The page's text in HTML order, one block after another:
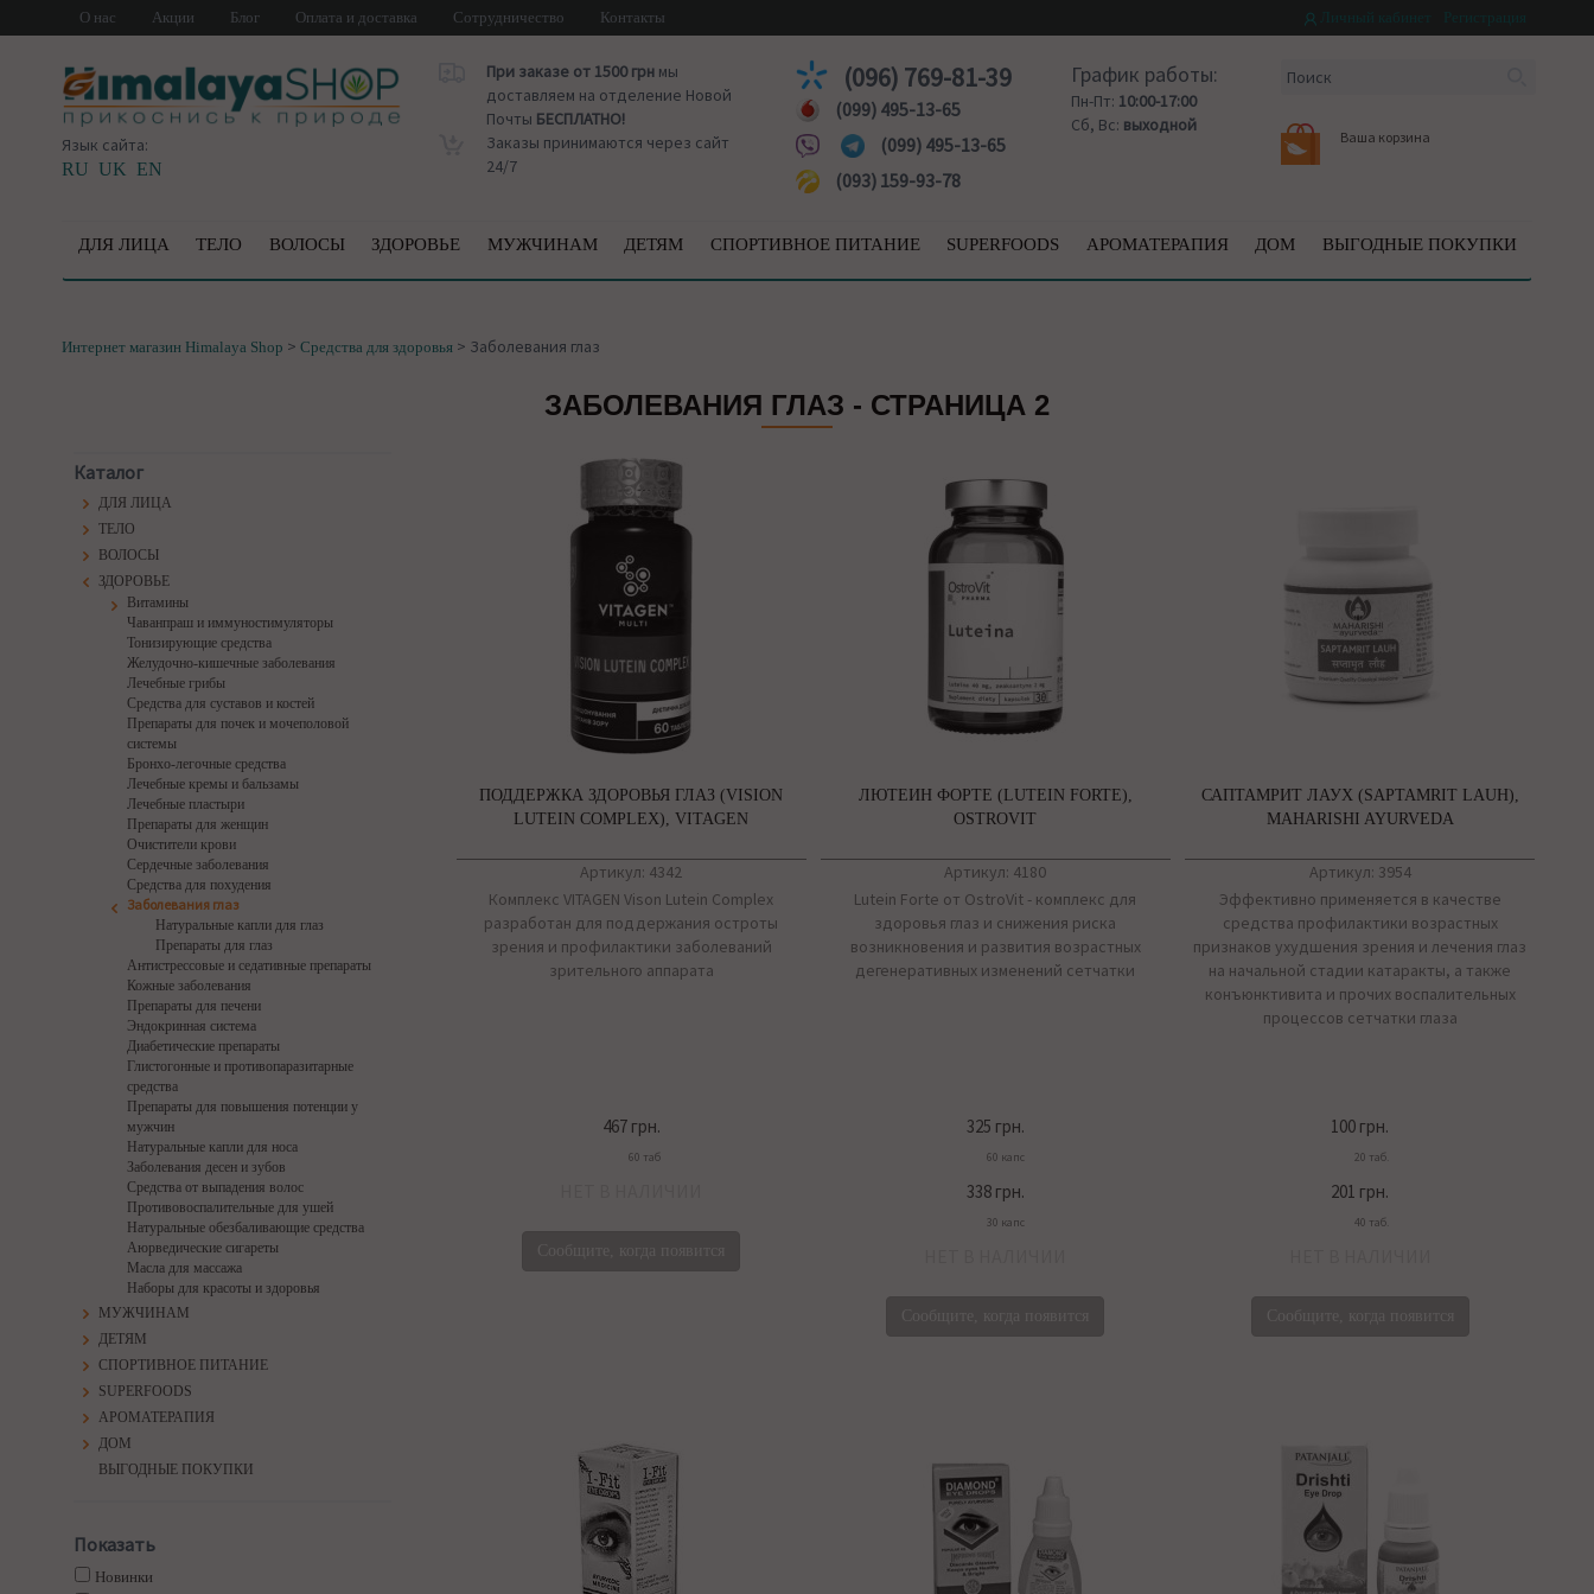
О нас Акции Блог Оплата и доставка Сотрудничество Контакты
Язык сайта:
RU UK EN
При заказе от 1500 грнмы
доставляем на отделение Новой
Почты БЕСПЛАТНО!
Заказы принимаются через сайт
24/7
(096) 769-81-39
(099) 495-13-65
(099) 495-13-65
(093) 159-93-78
График работы:
Пн-Пт: 10:00-17:00
Сб, Вс: выходной
Ваша корзина
ДЛЯ ЛИЦА ТЕЛО ВОЛОСЫ ЗДОРОВЬЕ МУЖЧИНАМ ДЕТЯМ СПОРТИВНОЕ ПИТАНИЕ SUPERFOODS АРОМАТЕРАПИЯ ДОМ ВЫГОДНЫЕ ПОКУПКИ
Интернет магазин Himalaya Shop > Средства для здоровья > Заболевания глаз
ЗАБОЛЕВАНИЯ ГЛАЗ - СТРАНИЦА 2
Каталог
ДЛЯ ЛИЦА
ТЕЛО
ВОЛОСЫ
ЗДОРОВЬЕ
Витамины
Чаванпраш и иммуностимуляторы
Тонизирующие средства
Желудочно-кишечные заболевания
Лечебные грибы
Средства для суставов и костей
Препараты для почек и мочеполовой
системы
Бронхо-легочные средства
Лечебные кремы и бальзамы
Лечебные пластыри
Препараты для женщин
Очистители крови
Сердечные заболевания
Средства для похудения
Заболевания глаз
Натуральные капли для глаз
Препараты для глаз
Антистрессовые и седативные препараты
Кожные заболевания
Препараты для печени
Эндокринная система
Диабетические препараты
Глистогонные и противопаразитарные
средства
Препараты для повышения потенции у
мужчин
Натуральные капли для носа
Заболевания десен и зубов
Средства от выпадения волос
Противовоспалительные для ушей
Натуральные обезбаливающие средства
Аюрведические сигареты
Масла для массажа
Наборы для красоты и здоровья
МУЖЧИНАМ
ДЕТЯМ
СПОРТИВНОЕ ПИТАНИЕ
SUPERFOODS
АРОМАТЕРАПИЯ
ДОМ
ВЫГОДНЫЕ ПОКУПКИ
Показать
Новинки
ПОДДЕРЖКА ЗДОРОВЬЯ ГЛАЗ (VISION
LUTEIN COMPLEX), VITAGEN
Артикул: 4342
Комплекс VITAGEN Vison Lutein Complex
разработан для поддержания остроты
зрения и профилактики заболеваний
зрительного аппарата
467 грн.
60 таб
ЛЮТЕИН ФОРТЕ (LUTEIN FORTE),
OSTROVIT
Артикул: 4180
Lutein Forte от OstroVit - комплекс для
здоровья глаз и снижения риска
возникновения и развития возрастных
дегенеративных изменений сетчатки
325 грн.
60 капс
338 грн.
30 капс
САПТАМРИТ ЛАУХ (SAPTAMRIT LAUH),
MAHARISHI AYURVEDA
Артикул: 3954
Эффективно применяется в качестве
средства профилактики возрастных
признаков ухудшения зрения и лечения глаз
на начальной стадии катаракты, а также
конъюнктивита и прочих воспалительных
процессов сетчатки глаза
100 грн.
20 таб.
201 грн.
40 таб.